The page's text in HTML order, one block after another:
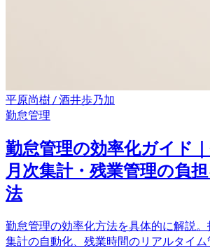
平原尚樹 / 酒井歩乃加
勤怠管理
勤怠管理の効率化ガイド
月次集計・残業管理の負
法
勤怠管理の効率化方法を具体的に解説
集計の自動化、残業時間のリアルタイ